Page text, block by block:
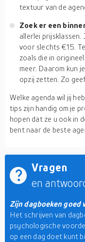
textuur van de
Zoek er een
allerlei prijsklassen.
voor slechts €15.
zoals die in
meer. Daarom kun
opzij zetten. Zo
Welke agenda wil jij
tips zijn handig om je
hopen dat ze u ook in
bent naar de beste
Vragen
en
Zijn dagboeken goed
Het schrijven van
psychologische
op een dag doet kunt